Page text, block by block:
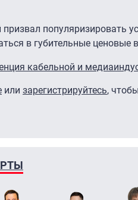
призвал популяризировать
в губительные ценовые
кабельной и
или зарегистрируйтесь,